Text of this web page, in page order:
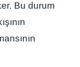
Bu durum